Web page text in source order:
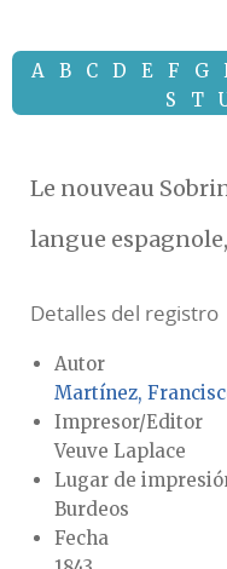
A B C D E F G
S
T
Le nouveau
langue
Detalles del registro
Autor
Martínez,
Impresor/Editor
Veuve Laplace
Lugar de
Burdeos
Fecha